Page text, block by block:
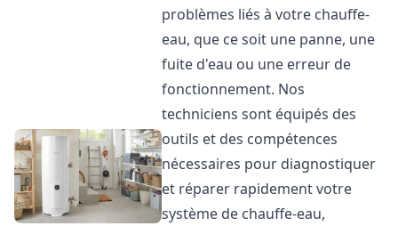
problèmes liés à votre chauffe-
eau, que ce soit une panne, une
fuite d'eau ou une erreur de
fonctionnement. Nos
techniciens sont équipés des
outils et des compétences
nécessaires pour diagnostiquer
et réparer rapidement votre
système de chauffe-eau,